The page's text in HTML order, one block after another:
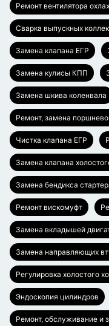
Ремонт вентилятора
Сварка выпускных
Замена клапана ЕГР
Замена кулисы КПП
Замена шкива коленвала
Ремонт, замена
Чистка клапана ЕГР
Замена клапана
Замена бендикса
Ремонт вискомуфт
Замена вкладышей
Замена направляющих
Регулировка холостого
Эндоскопия цилиндров
Ремонт, обслуживание и